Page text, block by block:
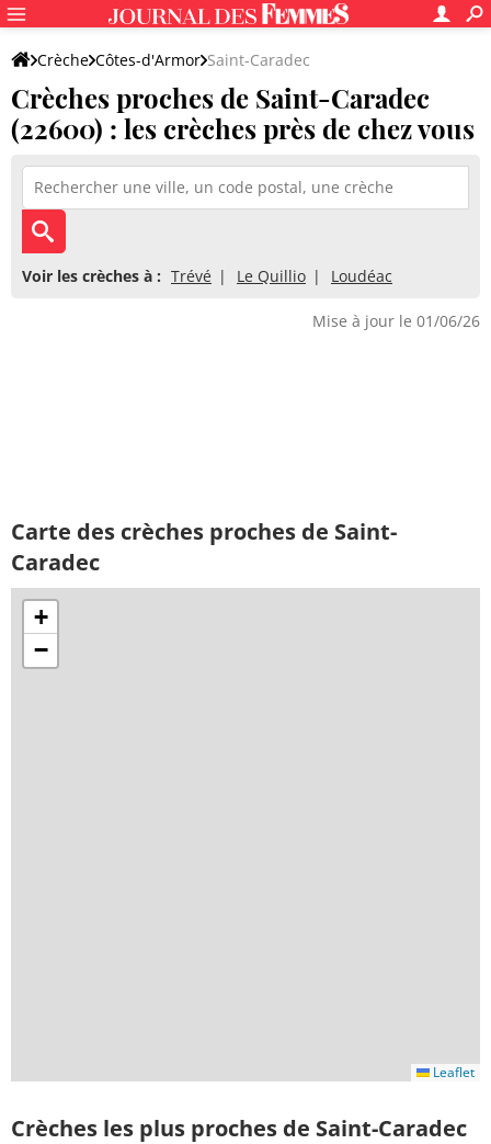
Crèche Côtes-d'Armor Saint-Caradec
Crèches proches de Saint-Caradec
(22600) : les crèches près de chez vous
Voir les crèches à : Trévé Le Quillio Loudéac
Mise à jour le 01/06/26
Carte des crèches proches de Saint-
Caradec
+
−
Leaflet
Crèches les plus proches de Saint-Caradec